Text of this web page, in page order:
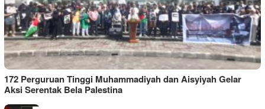
172 Perguruan Tinggi Muhammadiyah dan Aisyiyah Gelar
Aksi Serentak Bela Palestina